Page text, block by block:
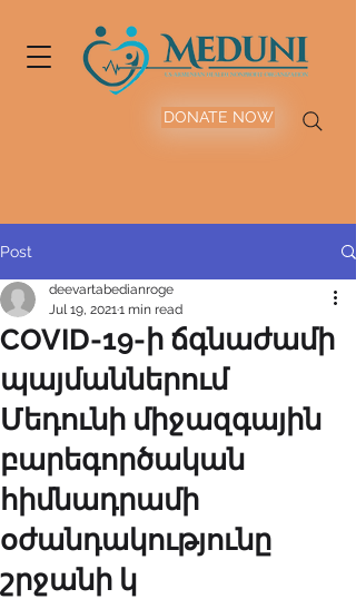
DONATE NOW
Post
COVID-19-ի ճգնաժամի
պայմաններում
Մեդունի միջազգային
բարեգործական
հիմնադրամի
օժանդակությունը
շրջանի կ
deevartabedianroge
Jul 19, 20211 min read